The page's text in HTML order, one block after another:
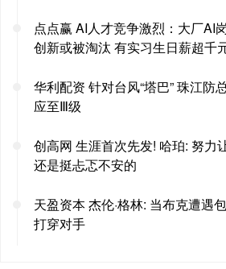
点点赢 AI人才竞争激烈：大厂AI
创新或被淘汰 有实习生日薪超千
华利配资 针对台风“塔巴” 珠江防
应至Ⅲ级
创高网 生涯首次先发! 哈珀: 努力
还是挺忐忑不安的
天盈资本 杰伦·格林: 当布克遭遇
打穿对手